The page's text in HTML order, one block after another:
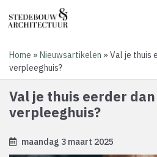
en
naar
inhoud
gaan
Kruimelpad
Home Nieuwsartikelen
Val je thuis
verpleeghuis?
Val je thuis eerder
verpleeghuis?
maandag 3 maart 2025